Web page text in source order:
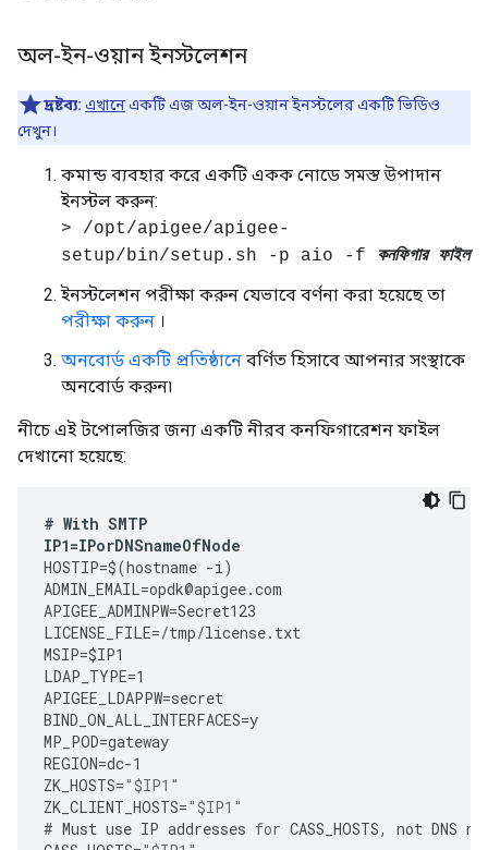
অল-ইন-ওয়ান ইনস্টলেশন
দ্রষ্টব্য: এখানে একটি এজ অল-ইন-ওয়ান ইনস্টলের একটি ভিডিও
দেখুন।
কমান্ড ব্যবহার করে একটি একক নোডে সমস্ত উপাদান
ইনস্টল করুন:
> /opt/apigee/apigee-
setup/bin/setup.sh -p aio -f কনফিগার ফাইল
ইনস্টলেশন পরীক্ষা করুন যেভাবে বর্ণনা করা হয়েছে তা
পরীক্ষা করুন ।
অনবোর্ড একটি প্রতিষ্ঠানে বর্ণিত হিসাবে আপনার সংস্থাকে
অনবোর্ড করুন৷
নীচে এই টপোলজির জন্য একটি নীরব কনফিগারেশন ফাইল
দেখানো হয়েছে:
# With SMTP
IP1=IPorDNSnameOfNode
HOSTIP=$(hostname -i)
ADMIN_EMAIL=opdk@apigee.com
APIGEE_ADMINPW=Secret123
LICENSE_FILE=/tmp/license.txt
MSIP=$IP1
LDAP_TYPE=1
APIGEE_LDAPPW=secret
BIND_ON_ALL_INTERFACES=y
MP_POD=gateway
REGION=dc-1
ZK_HOSTS="$IP1"
ZK_CLIENT_HOSTS="$IP1"
# Must use IP addresses for CASS_HOSTS, not DNS